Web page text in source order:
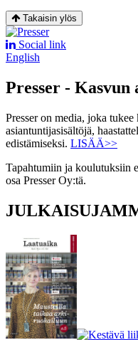
Takaisin ylös
Social link
English
Presser - Kasvun
Presser on media, joka
asiantuntijasisältöjä,
edistämiseksi. LISÄÄ>>
Tapahtumiin ja koulutuksiin
osa Presser Oy:tä.